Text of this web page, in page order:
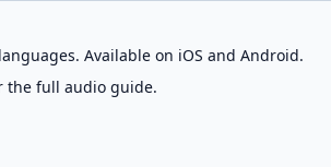
Available on iOS and Android.
the full audio guide.